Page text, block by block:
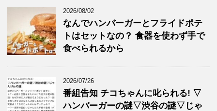
2026/08/02
なんでハンバーガーとフライドポテ
トはセットなの？ 食器を使わず手で
食べられるから
2026/07/26
番組告知 チコちゃんに叱られる! ▽
ハンバーガーの謎▽渋谷の謎▽じゃ